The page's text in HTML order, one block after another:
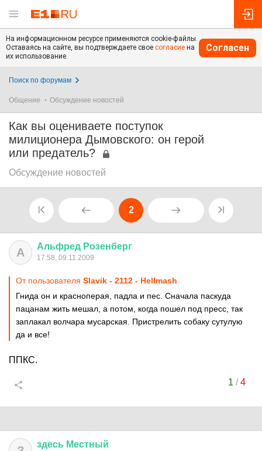
На информационном ресурсе применяются cookie-файлы.
Оставаясь на сайте, вы подтверждаете свое согласие на
их использование.
Согласен
Поиск по форумам
Общение Обсуждение новостей
Как вы оцениваете поступок
милиционера Дымовского: он герой
или предатель?
Обсуждение новостей
2
А Альфред Розенберг
17:58, 09.11.2009
От пользователя Slavik - 2112 - Hellmash
Гнида он и красноперая, падла и пес. Сначала паскуда
пацанам жить мешал, а потом, когда пошел под пресс, так
заплакал волчара мусарская. Пристрелить собаку сутулую
да и все!
ППКС.
1 /4
здесь Местный